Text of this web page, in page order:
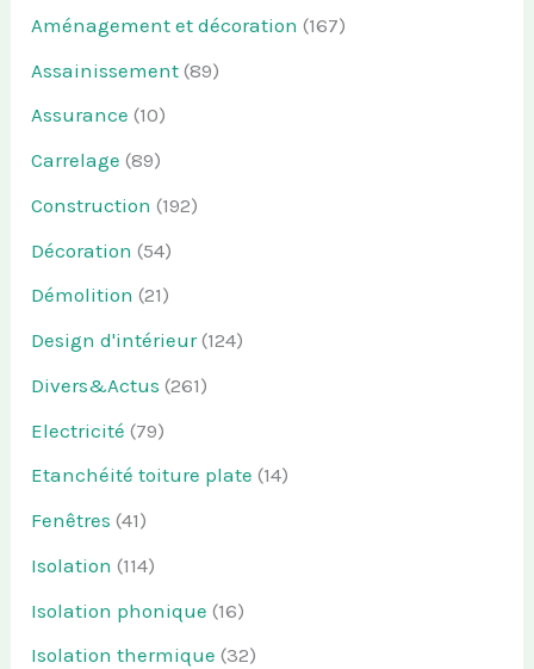
Aménagement et décoration (167)
Assainissement (89)
Assurance (10)
Carrelage (89)
Construction (192)
Décoration (54)
Démolition (21)
Design d'intérieur(124)
Divers&Actus (261)
Electricité (79)
Etanchéité toiture plate (14)
Fenêtres (41)
Isolation (114)
Isolation phonique (16)
Isolation thermique (32)